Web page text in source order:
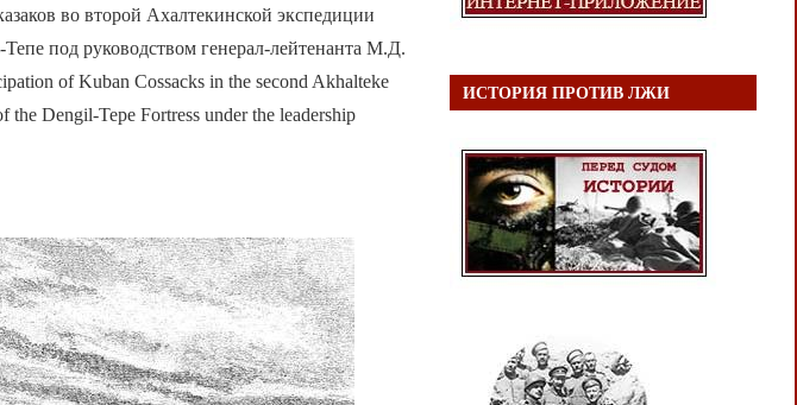
во второй Ахалтекинской экспедиции
под руководством генерал-лейтенанта М.Д.
of Kuban Cossacks in the second Akhalteke
Dengil-Tepe Fortress under the leadership
ИСТОРИЯ ПРОТИВ ЛЖИ